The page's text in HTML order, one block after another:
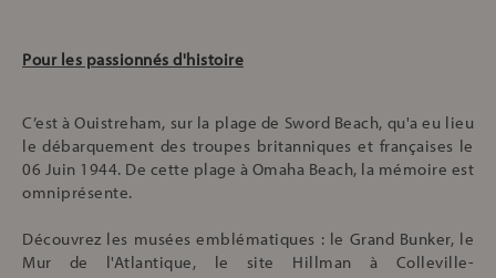
Pour les passionnés d'histoire
C’est à Ouistreham, sur la plage de Sword Beach, qu'a eu lieu
le débarquement des troupes britanniques et françaises le
06 Juin 1944. De cette plage à Omaha Beach, la mémoire est
omniprésente.
Découvrez les musées emblématiques : le Grand Bunker, le
Mur de l'Atlantique, le site Hillman à Colleville-